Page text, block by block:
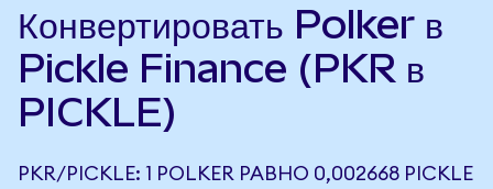
Конвертировать Polker в
Pickle Finance (PKR в
PICKLE)
PKR/PICKLE: 1 POLKER РАВНО 0,002668 PICKLE